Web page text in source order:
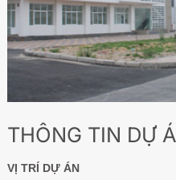
THÔNG TIN DỰ
VỊ TRÍ DỰ ÁN